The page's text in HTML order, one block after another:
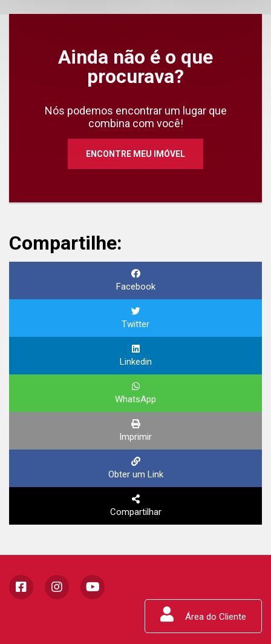
Ainda não é o que
procurava?
Nós podemos encontrar um lugar que
combina com você!
ENCONTRE MEU IMÓVEL
Compartilhe:
Facebook
Twitter
Linkedin
WhatsApp
Imprimir
Obter um Link
Compartilhar
Área do Cliente